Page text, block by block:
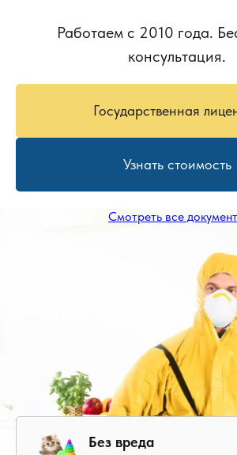
Работаем с 2010 года.
консультация.
Государственная
Узнать стоимость
Смотреть все
Без вреда